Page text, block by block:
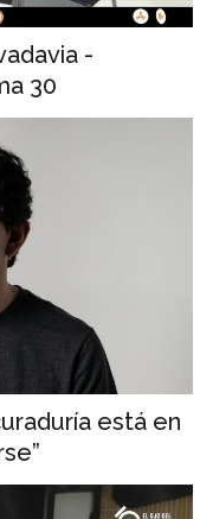
-
30
está en